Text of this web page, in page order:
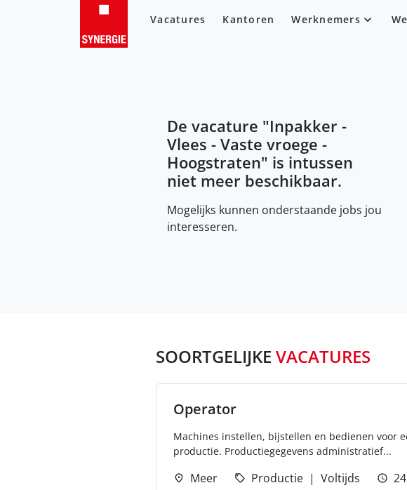
Vacatures Kantoren Werknemers
De vacature "Inpakker -
Vlees - Vaste vroege -
Hoogstraten" is intussen
niet meer beschikbaar.
Mogelijks kunnen onderstaande jobs jou
interesseren.
SOORTGELIJKE VACATURES
Operator
Machines instellen, bijstellen en bedienen voor
productie. Productiegegevens administratief...
Meer Productie Voltijds